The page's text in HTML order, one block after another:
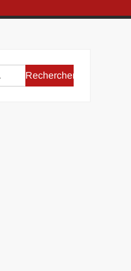
Rechercher :